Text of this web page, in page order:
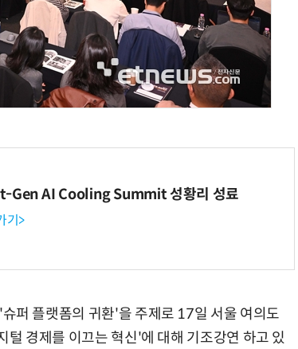
Gen AI Cooling Summit 성황리 성료
기>
퍼 플랫폼의 귀환'을 주제로 17일 서울 여의도
경제를 이끄는 혁신'에 대해 기조강연 하고 있